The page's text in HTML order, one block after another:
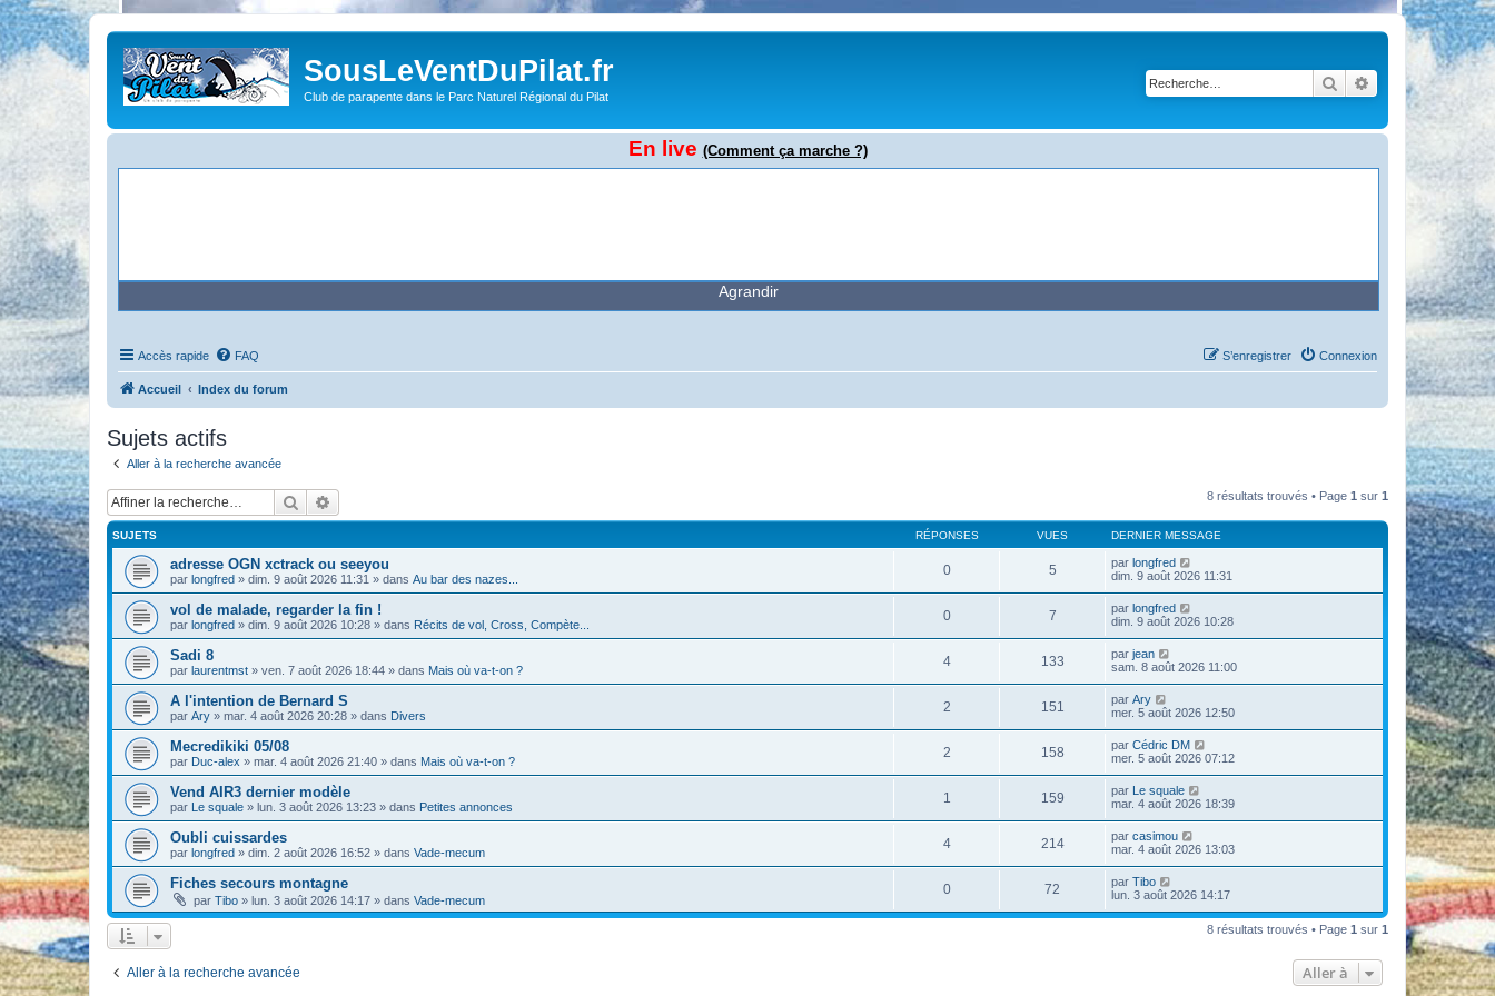
SousLeVentDuPilat.fr
Club de parapente dans le Parc Naturel Régional du Pilat
RechercherRecherche
En live (Comment ça marche ?)
Agrandir
Accès rapide FAQ Connexion
S’enregistrer
Accueil Index du forum
Sujets actifs
Aller à la recherche avancée
Rechercher 8 résultats trouvés • Page 1 sur 1
SUJETS RÉPONSES VUES DERNIER MESSAGE
adresse OGN xctrack ou seeyou
par longfred » dim. 9 août 2026 11:31 » dans Au bar des nazes...
0 5 par longfred
dim. 9 août 2026 11:31
vol de malade, regarder la fin !
par longfred » dim. 9 août 2026 10:28 » dans Récits de vol, Cross, Compète...
0 7 par longfred
dim. 9 août 2026 10:28
Sadi 8
par laurentmst » ven. 7 août 2026 18:44 » dans Mais où va-t-on ?
4 133 par jean
sam. 8 août 2026 11:00
A l'intention de Bernard S
par Ary » mar. 4 août 2026 20:28 » dans Divers
2 151 par Ary
mer. 5 août 2026 12:50
Mecredikiki 05/08
par Duc-alex » mar. 4 août 2026 21:40 » dans Mais où va-t-on ?
2 158 par Cédric DM
mer. 5 août 2026 07:12
Vend AIR3 dernier modèle
par Le squale » lun. 3 août 2026 13:23 » dans Petites annonces
1 159 par
Le squale
mar. 4 août 2026 18:39
Oubli cuissardes
par longfred » dim. 2 août 2026 16:52 » dans Vade-mecum
4 214 par casimou
mar. 4 août 2026 13:03
Fiches secours montagne
par Tibo » lun. 3 août 2026 14:17 » dans Vade-mecum
0 72 par Tibo
lun. 3 août 2026 14:17
8 résultats trouvés • Page 1 sur 1
Aller à la recherche avancée Aller à